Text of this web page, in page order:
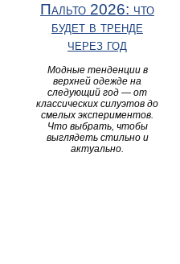
Пальто 2026: что
будет в тренде
через год
Модные тенденции в
верхней одежде на
следующий год — от
классических силуэтов до
смелых экспериментов.
Что выбрать, чтобы
выглядеть стильно и
актуально.